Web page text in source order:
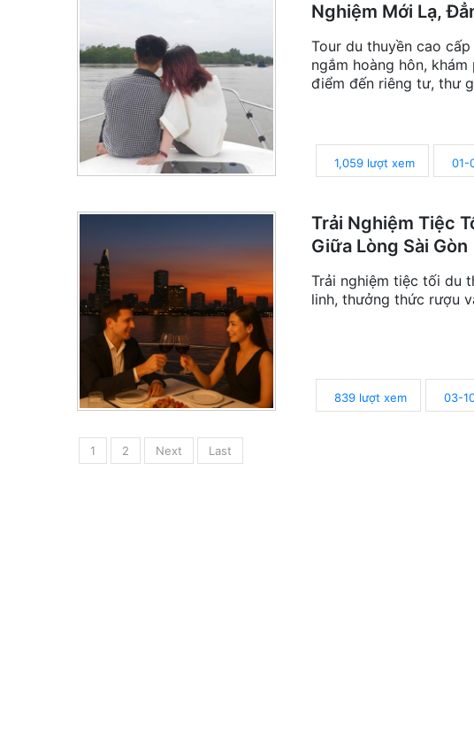
Nghiệm Mới Lạ,
Tour du thuyền cao
ngắm hoàng hôn,
điểm đến riêng tư, thư
1,059 lượt xem 01-
Trải Nghiệm Tiệc
Giữa Lòng Sài Gòn
Trải nghiệm tiệc tối du
linh, thưởng thức rượu
839 lượt xem 03-
1 2 Next Last